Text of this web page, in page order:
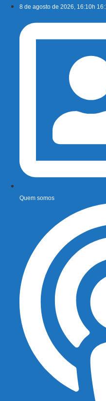
conteúdo
8 de agosto de 2026, 16:10h
Quem somos